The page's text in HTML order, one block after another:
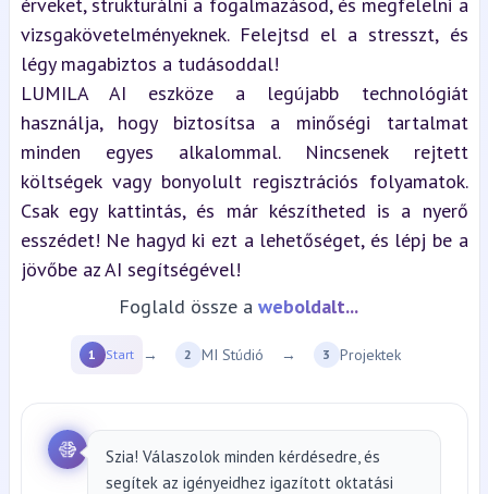
vizsgakövetelményeknek. Felejtsd el a stresszt, és
légy magabiztos a tudásoddal!
LUMILA AI eszköze a legújabb technológiát
használja, hogy biztosítsa a minőségi tartalmat
minden egyes alkalommal. Nincsenek rejtett
költségek vagy bonyolult regisztrációs folyamatok.
Csak egy kattintás, és már készítheted is a nyerő
esszédet! Ne hagyd ki ezt a lehetőséget, és lépj be a
jövőbe az AI segítségével!
Foglald össze a weboldalt...
1 Start → 2 MI Stúdió → 3 Projektek
Szia! Válaszolok minden kérdésedre, és
segítek az igényeidhez igazított oktatási